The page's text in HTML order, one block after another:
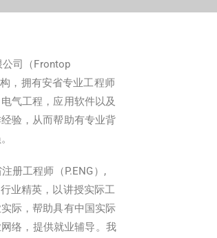
司（Frontop
，拥有安省专业工程师
气工程，应用软件以及
验，从而帮助有专业背
册工程师（P.ENG）,
业精英，以讲授实际工
际，帮助具有中国实际
络，提供就业辅导。我